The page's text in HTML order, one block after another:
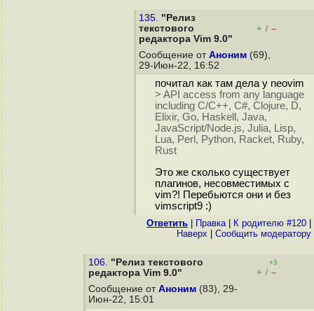
135. "Релиз
текстового
редактора Vim 9.0"
+ / –
Сообщение от Аноним (69),
29-Июн-22, 16:52
почитал как там дела у neovim
> API access from any language
including C/C++, C#, Clojure, D,
Elixir, Go, Haskell, Java,
JavaScript/Node.js, Julia, Lisp,
Lua, Perl, Python, Racket, Ruby,
Rust
Это же сколько существует
плагинов, несовместимых с
vim?! Перебьются они и без
vimscript9 :)
Ответить Правка| К родителю #120
Наверх
Cообщить модератору
106. "Релиз текстового
редактора Vim 9.0"
+3
+ / –
Сообщение от Аноним (83), 29-
Июн-22, 15:01